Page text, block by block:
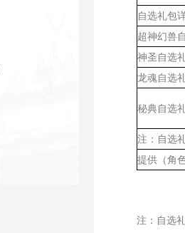
自选礼包
超神幻兽
神圣自选
龙魂自选
秘典自选
注：自选
提供（角
注：自选